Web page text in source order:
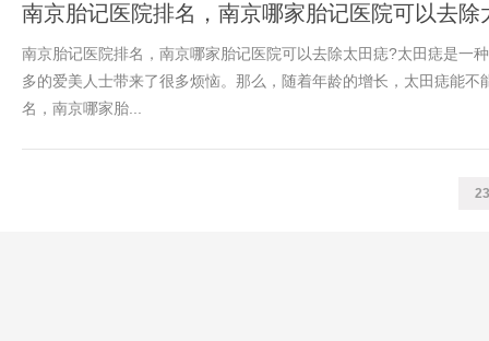
南京胎记医院排名，南京哪家胎记医院可以去除
南京胎记医院排名，南京哪家胎记医院可以去除太田痣?太田痣是一
多的爱美人士带来了很多烦恼。那么，随着年龄的增长，太田痣能不
名，南京哪家胎...